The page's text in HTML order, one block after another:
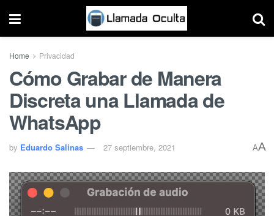
Home Privacidad
Cómo Grabar de Manera
Discreta una Llamada de
WhatsApp
by Eduardo Salinas 27 septiembre, 2021 AA